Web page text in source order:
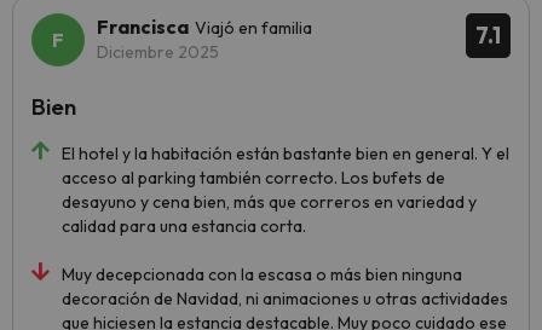
7.1
Francisca Viajó en familia
Diciembre 2025
El hotel y la habitación están bastante bien en general. Y el
acceso al parking también correcto. Los bufets de
desayuno y cena bien, más que correros en variedad y
calidad para una estancia corta.
Muy decepcionada con la escasa o más bien ninguna
decoración de Navidad, ni animaciones u otras actividades
que hiciesen la estancia destacable. Muy poco cuidado ese
Bien